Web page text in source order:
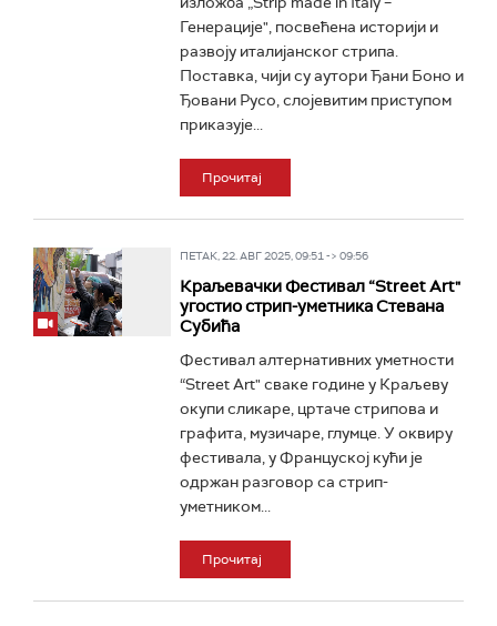
Генерације", посвећена историји и
развоју италијанског стрипа.
Поставка, чији су аутори Ђани Боно и
Ђовани Русо, слојевитим приступом
приказује...
Прочитај
ПЕТАК, 22. АВГ 2025, 09:51 -> 09:56
Краљевачки Фестивал “Street Art"
угостио стрип-уметника Стевана
Субића
Фестивал алтернативних уметности
“Street Art" сваке године у Краљеву
окупи сликаре, цртаче стрипова и
графита, музичаре, глумце. У оквиру
фестивала, у Француској кући је
одржан разговор са стрип-
уметником...
Прочитај